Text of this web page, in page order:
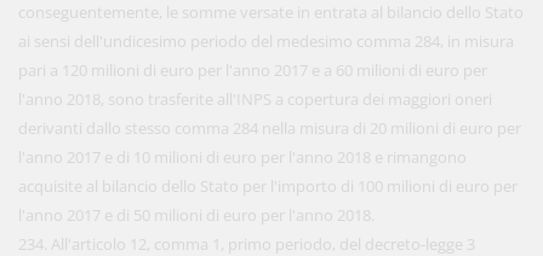
conseguentemente, le somme versate in entrata al bilancio dello Stato
ai sensi dell'undicesimo periodo del medesimo comma 284, in misura
pari a 120 milioni di euro per l'anno 2017 e a 60 milioni di euro per
l'anno 2018, sono trasferite all'INPS a copertura dei maggiori oneri
derivanti dallo stesso comma 284 nella misura di 20 milioni di euro per
l'anno 2017 e di 10 milioni di euro per l'anno 2018 e rimangono
acquisite al bilancio dello Stato per l'importo di 100 milioni di euro per
l'anno 2017 e di 50 milioni di euro per l'anno 2018.
234. All'articolo 12, comma 1, primo periodo, del decreto-legge 3